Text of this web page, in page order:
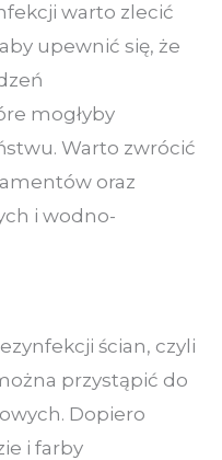
warto zlecić
upewnić się, że
mogłyby
Warto zwrócić
oraz
i wodno-
ścian, czyli
przystąpić do
Dopiero
i farby